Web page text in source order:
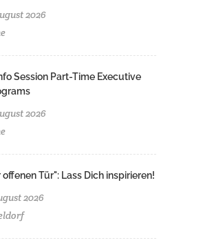
2026
Session Part-Time Executive
2026
offenen Tür": Lass Dich inspirieren!
2026